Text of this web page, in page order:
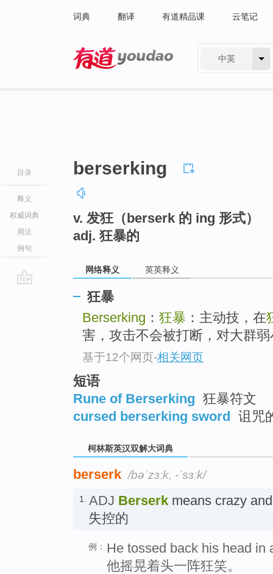
词典 翻译 有道精品课 云笔记
中英
目录
释义
权威词典
用法
例句
berserking
v. 发狂（berserk 的 ing 形式）
adj. 狂暴的
网络释义 英英释义
狂暴
Berserking ： 狂暴 ：主动技，在
害，攻击不会被打断，对大群
基于12个网页-相关网页
短语
Rune of Berserking 狂暴符文
cursed berserking sword 诅咒
柯林斯英汉双解大词典
berserk /bəˈzɜːk, -ˈsɜːk/
1. ADJ Berserk means crazy
失控的
例： He tossed back his head in
他摇晃着头一阵狂笑。